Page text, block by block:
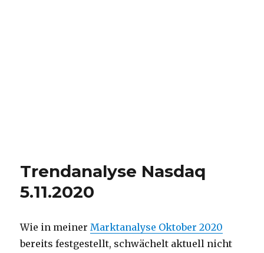
Trendanalyse Nasdaq
5.11.2020
Wie in meinerMarktanalyse Oktober 2020
bereits festgestellt, schwächelt aktuell nicht